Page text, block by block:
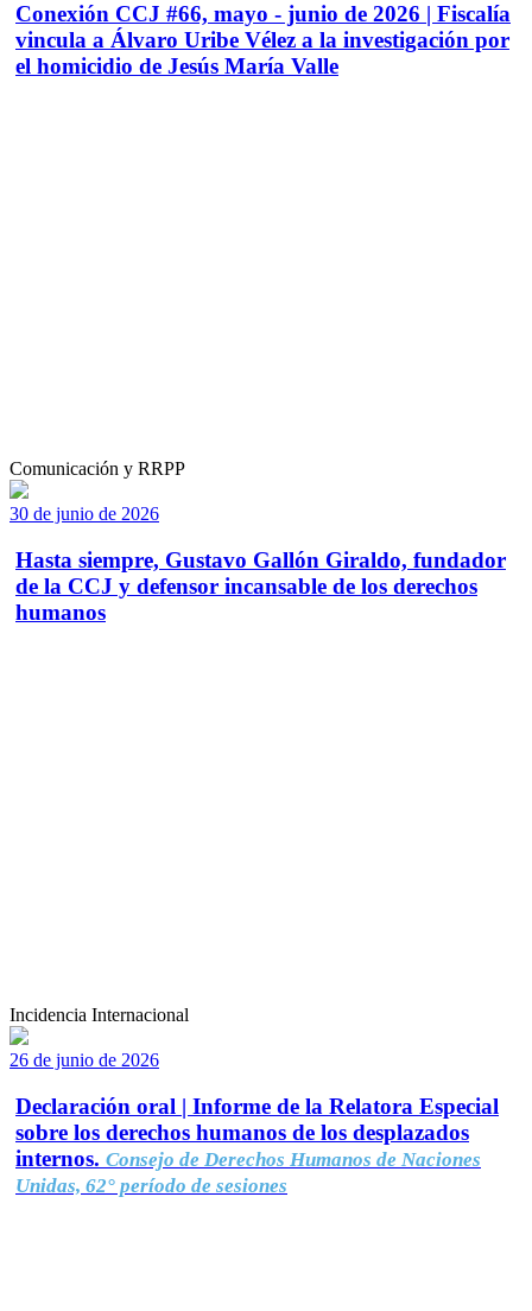
Conexión CCJ #66, mayo - junio de 2026 | Fiscalía
vincula a Álvaro Uribe Vélez a la investigación por
el homicidio de Jesús María Valle
Comunicación y RRPP
30 de junio de 2026
Hasta siempre, Gustavo Gallón Giraldo, fundador
de la CCJ y defensor incansable de los derechos
humanos
Incidencia Internacional
26 de junio de 2026
Declaración oral | Informe de la Relatora Especial
sobre los derechos humanos de los desplazados
internos. Consejo de Derechos Humanos de Naciones
Unidas, 62° período de sesiones